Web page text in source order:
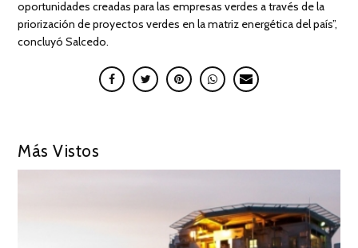
oportunidades creadas para las empresas verdes a través de la
priorización de proyectos verdes en la matriz energética del país”,
concluyó Salcedo.
Más Vistos